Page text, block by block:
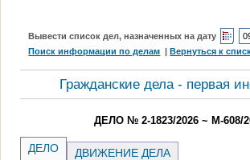
Вывести список дел, назначенных на дату
Поиск информации по делам |Вернуться к
Гражданские дела - первая
ДЕЛО № 2-1823/2026 ~ М-608/
ДЕЛО ДВИЖЕНИЕ ДЕЛА